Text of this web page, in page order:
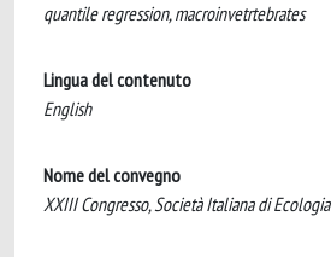
quantile regression, macroinvetrtebrates
Lingua del contenuto
English
Nome del convegno
XXIII Congresso, Società Italiana di Ecologia